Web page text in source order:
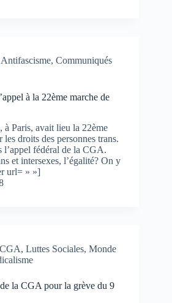
Antifascisme, Communiqués
à la 22ème marche de
à Paris, avait lieu la 22ème
droits des personnes trans.
l’appel fédéral de la CGA.
et intersexes, l’égalité? On y
url= » »]
, Luttes Sociales, Monde
la CGA pour la grève du 9